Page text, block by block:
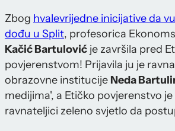
Zbog hvalevrijedne inicijative da
dođu u Split, profesorica
Kačić Bartulović je završila pred
povjerenstvom! Prijavila ju je
obrazovne institucije Neda
medijima', a Etičko povjerenstvo
ravnateljici zeleno svjetlo da